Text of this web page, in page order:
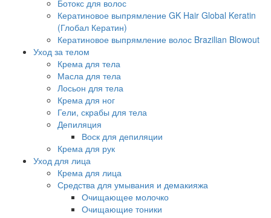
Ботокс для волос
Кератиновое выпрямление GK Hair Global Keratin
(Глобал Кератин)
Кератиновое выпрямление волос Brazilian Blowout
Уход за телом
Крема для тела
Масла для тела
Лосьон для тела
Крема для ног
Гели, скрабы для тела
Депиляция
Воск для депиляции
Крема для рук
Уход для лица
Крема для лица
Средства для умывания и демакияжа
Очищающее молочко
Очищающие тоники